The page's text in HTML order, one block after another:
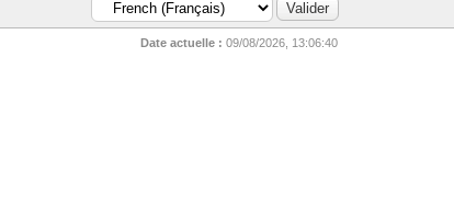
Date actuelle : 09/08/2026, 13:06:40